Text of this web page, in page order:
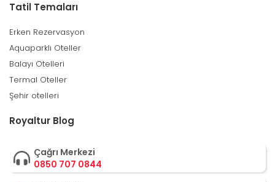
Tatil Temaları
Erken Rezervasyon
Aquaparklı Oteller
Balayı Otelleri
Termal Oteller
Şehir otelleri
Royaltur Blog
Çağrı Merkezi
0850 707 0844